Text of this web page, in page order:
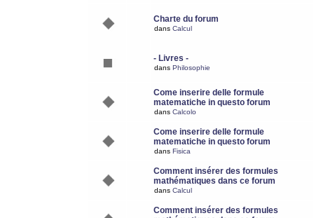
Charte du forum
dans Calcul
- Livres -
dans Philosophie
Come inserire delle formule
matematiche in questo forum
dans Calcolo
Come inserire delle formule
matematiche in questo forum
dans Fisica
Comment insérer des formules
mathématiques dans ce forum
dans Calcul
Comment insérer des formules